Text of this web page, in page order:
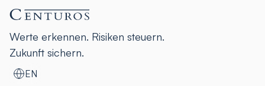
Werte erkennen. Risiken steuern.
Zukunft sichern.
EN